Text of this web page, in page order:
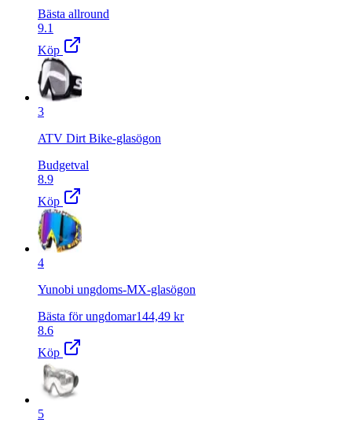
Bästa allround
9.1
Köp
3
ATV Dirt Bike-glasögon
Budgetval
8.9
Köp
4
Yunobi ungdoms-MX-glasögon
Bästa för ungdomar144,49 kr
8.6
Köp
5